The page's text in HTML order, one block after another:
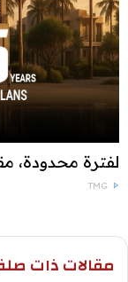
لفترة محدودة، مقدم 1.5% وتقسيط
TMG
مقالات ذات